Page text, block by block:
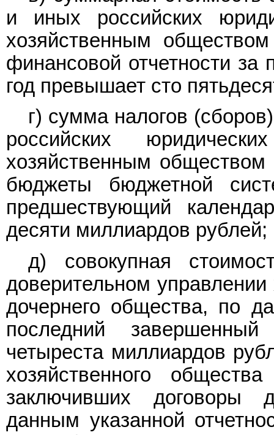
и иных российских
хозяйственным
финансовой отчетности за
год превышает сто
г) сумма налогов
российских
хозяйственным
бюджеты бюджетной
предшествующий
десяти миллиардов рублей;
д) совокупная
доверительном
дочернего общества, по
последний
четыреста миллиардов
хозяйственного
заключивших договоры
данным указанной